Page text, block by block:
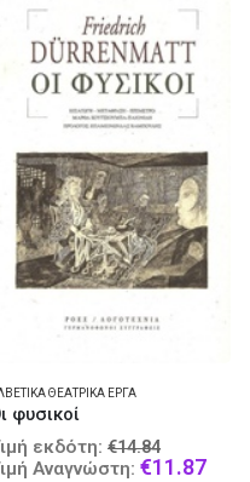
ΘΕΑΤΡΙΚΆ ΈΡΓΑ
φυσικοί
εκδότη: €14.84
price
Αναγνώστη: €11.87